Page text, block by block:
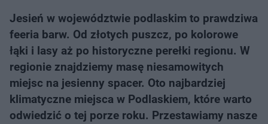
Jesień w województwie podlaskim to prawdziwa
feeria barw. Od złotych puszcz, po kolorowe
łąki i lasy aż po historyczne perełki regionu. W
regionie znajdziemy masę niesamowitych
miejsc na jesienny spacer. Oto najbardziej
klimatyczne miejsca w Podlaskiem, które warto
odwiedzić o tej porze roku. Przestawiamy nasze